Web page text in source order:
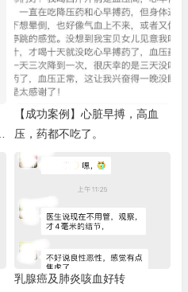
焦虑、惊恐发作、慢性疲劳、淋
巴肿大 、腹胀 、头痛⁠、记忆力
减退、体重增加、脑雾、胃炎
【成功案例】心脏早搏，高血
压，药都不吃了。
乳腺癌及肺炎咳血好转